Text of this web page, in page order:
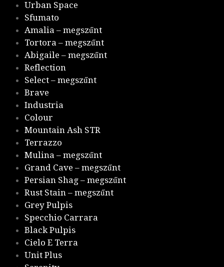
Urban Space
Sfumato
Amalia – megszűnt
Tortora – megszűnt
Abigaile – megszűnt
Reflection
Select – megszűnt
Brave
Industria
Colour
Mountain Ash STR
Terrazzo
Mulina – megszűnt
Grand Cave – megszűnt
Persian Shag – megszűnt
Rust Stain – megszűnt
Grey Pulpis
Specchio Carrara
Black Pulpis
Cielo E Terra
Unit Plus